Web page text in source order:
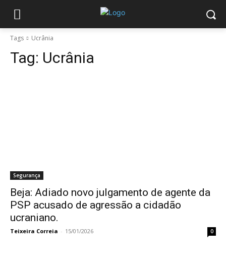
Tags Ucrânia
Tag: Ucrânia
Segurança
Beja: Adiado novo julgamento de agente da
PSP acusado de agressão a cidadão
ucraniano.
Teixeira Correia - 15/01/2026 0